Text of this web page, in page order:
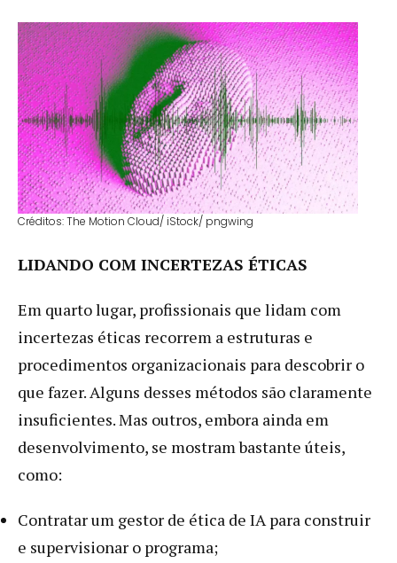
Créditos: The Motion Cloud/ iStock/ pngwing
LIDANDO COM INCERTEZAS ÉTICAS
Em quarto lugar, profissionais que lidam com
incertezas éticas recorrem a estruturas e
procedimentos organizacionais para descobrir o
que fazer. Alguns desses métodos são claramente
insuficientes. Mas outros, embora ainda em
desenvolvimento, se mostram bastante úteis,
como:
Contratar um gestor de ética de IA para construir
e supervisionar o programa;